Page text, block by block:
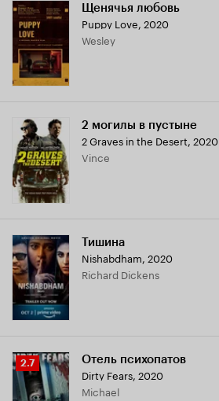
Щенячья любовь
Puppy Love, 2020
Wesley
2 могилы в пустыне
2 Graves in the Desert, 2020
Vince
Тишина
Nishabdham, 2020
Richard Dickens
Рейтинг
Кинопоиска
2.7
2.7 Отель психопатов
Dirty Fears, 2020
Michael